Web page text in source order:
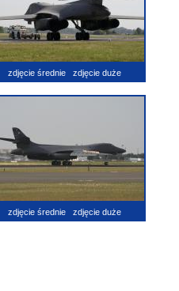
zdjęcie średnie zdjęcie duże
zdjęcie średnie zdjęcie duże